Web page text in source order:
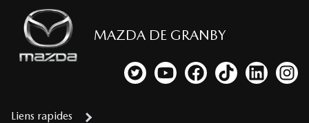
MAZDA DE GRANBY
Lien vers notre compte Twitter
Lien vers notre chaîne
Lien vers notre page
Lien vers notre
Lien vers
Lien
Liens rapides